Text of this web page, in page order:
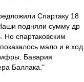
Спартаку 18
подняли сумму др
Но спартаковским
мало и в ход
Бавария
Баллака."